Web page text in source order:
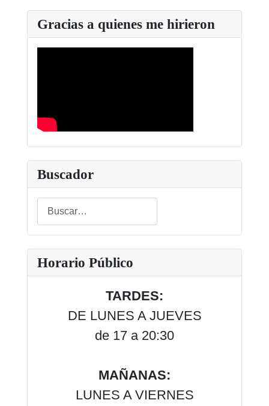
Gracias a quienes me hirieron
Buscador
Buscar
Type 2 or more characters for results.
Horario Público
TARDES:
DE LUNES A JUEVES
de 17 a 20:30
MAÑANAS:
LUNES A VIERNES